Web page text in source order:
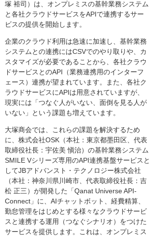
塚 裕司）は、オンプレミスの基幹業務システム
と各社クラウドサービスをAPIで連携するサー
ビスの提供を開始します。
企業のクラウド利用は急速に加速し、基幹業務
システムとの連携にはCSVでのやり取りや、カ
スタマイズが必要であることから、各社クラウ
ドサービスとのAPI（業務連携用のインターフ
ェース）連携が望まれています。また、各社ク
ラウドサービスにAPIは用意されていますが、
現実には「つなぐ人がいない、面倒を見る人が
いない」という課題も増えています。
大塚商会では、これらの課題を解決するため
に、株式会社OSK（本社：東京都墨田区、代表
取締役社長：宇佐美 愼治）の基幹業務システム
SMILE Vシリーズ専用のAPI連携基盤サービスと
してJBアドバンスト・テクノロジー株式会社
（本社：神奈川県川崎市、代表取締役社長：吉
松 正三）が開発した「Qanat Universe API-
Connect」に、AIチャットボット、経費精算、
勤怠管理をはじめとする様々なクラウドサービ
スと連携する運用（つなぐシナリオ）をつけた
サービスを提供します。これは、オンプレミス